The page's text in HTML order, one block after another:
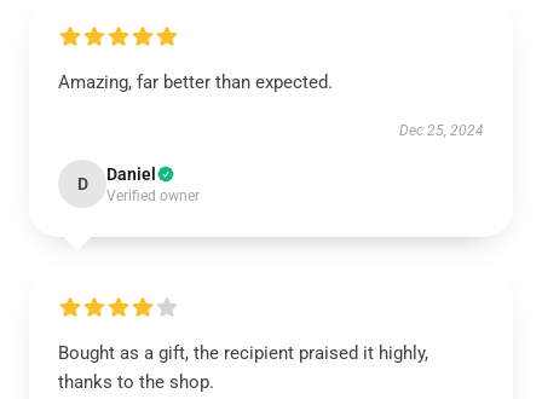
Amazing, far better than expected.
Dec 25, 2024
D Daniel
Verified owner
Bought as a gift, the recipient praised it highly,
thanks to the shop.